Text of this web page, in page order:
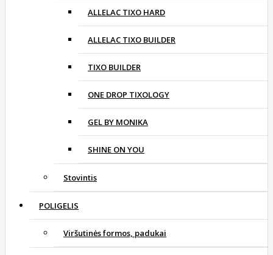
ALLELAC TIXO HARD
ALLELAC TIXO BUILDER
TIXO BUILDER
ONE DROP TIXOLOGY
GEL BY MONIKA
SHINE ON YOU
Stovintis
POLIGELIS
Viršutinės formos, padukai